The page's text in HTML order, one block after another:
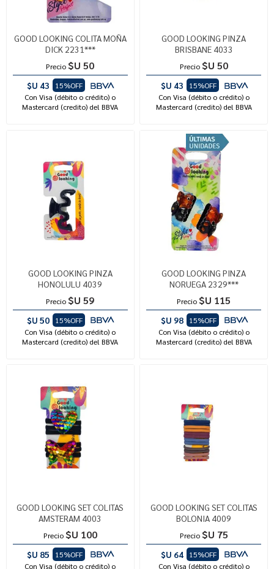
GOOD LOOKING COLITA MOÑA
DICK 2231***
Precio $U 50
$U 43
15%OFF
Con Visa (débito o crédito) o
Mastercard (credito) del BBVA
GOOD LOOKING PINZA
BRISBANE 4033
Precio $U 50
$U 43
15%OFF
Con Visa (débito o crédito) o
Mastercard (credito) del BBVA
GOOD LOOKING PINZA
HONOLULU 4039
Precio $U 59
$U 50
15%OFF
Con Visa (débito o crédito) o
Mastercard (credito) del BBVA
GOOD LOOKING PINZA
NORUEGA 2329***
Precio $U 115
$U 98
15%OFF
Con Visa (débito o crédito) o
Mastercard (credito) del BBVA
GOOD LOOKING SET COLITAS
AMSTERAM 4003
Precio $U 100
$U 85
15%OFF
Con Visa (débito o crédito) o
GOOD LOOKING SET COLITAS
BOLONIA 4009
Precio $U 75
$U 64
15%OFF
Con Visa (débito o crédito) o